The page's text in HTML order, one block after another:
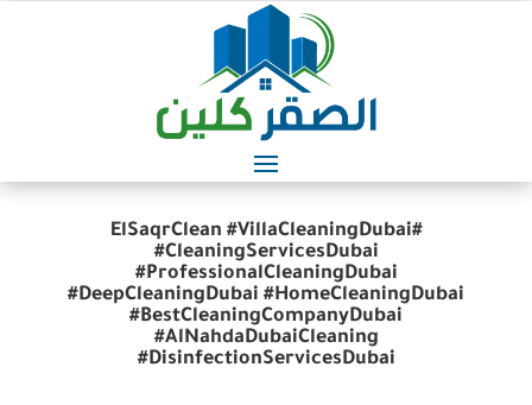
#ElSaqrClean #VillaCleaningDubai
#CleaningServicesDubai
#ProfessionalCleaningDubai
#DeepCleaningDubai #HomeCleaningDubai
#BestCleaningCompanyDubai
#AlNahdaDubaiCleaning
#DisinfectionServicesDubai